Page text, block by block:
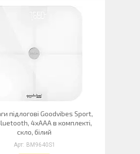
підлогові Goodvibes Sport,
4xAAA в комплекті,
скло, білий
BM9640S1